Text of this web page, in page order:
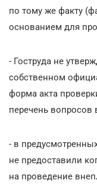
по тому же факту
основанием для
- Гоструда не
собственном
форма акта
перечень вопросов
- в
не предоставили
на проведение